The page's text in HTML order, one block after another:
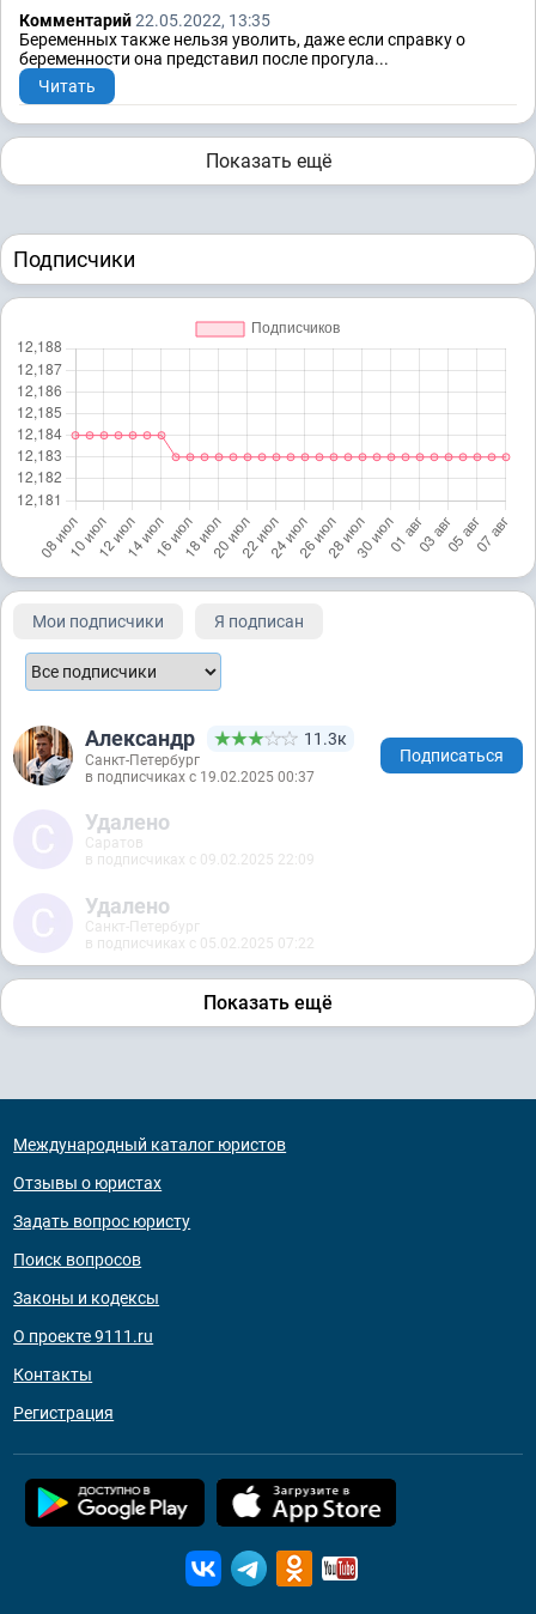
Комментарий22.05.2022, 13:35
Беременных также нельзя уволить, даже если справку о
беременности она представил после прогула...
Читать
Показать ещё
Подписчики
Мои подписчики Я подписан
Александр 11.3к
Санкт-Петербург
в подписчиках с 19.02.2025 00:37
Подписаться
Удалено
Саратов
в подписчиках с 09.02.2025 22:09
Удалено
Санкт-Петербург
в подписчиках с 05.02.2025 07:22
Показать ещё
Международный каталог юристов
Отзывы о юристах
Задать вопрос юристу
Поиск вопросов
Законы и кодексы
О проекте 9111.ru
Контакты
Регистрация